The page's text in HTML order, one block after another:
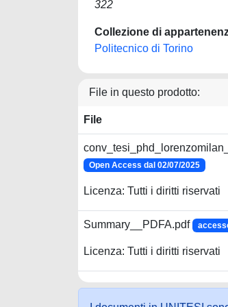
322
Collezione di
Politecnico di Torino
File in questo prodotto:
File
Open Access dal 02/07/2025
Licenza: Tutti i diritti riservati
Summary__PDFA.pdf
Licenza: Tutti i diritti riservati